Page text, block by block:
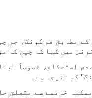
مطابق فو کونگ، جو
استحکام، خصوصاً
کا نتیجہ ہے۔
خاتمے سے متعلق